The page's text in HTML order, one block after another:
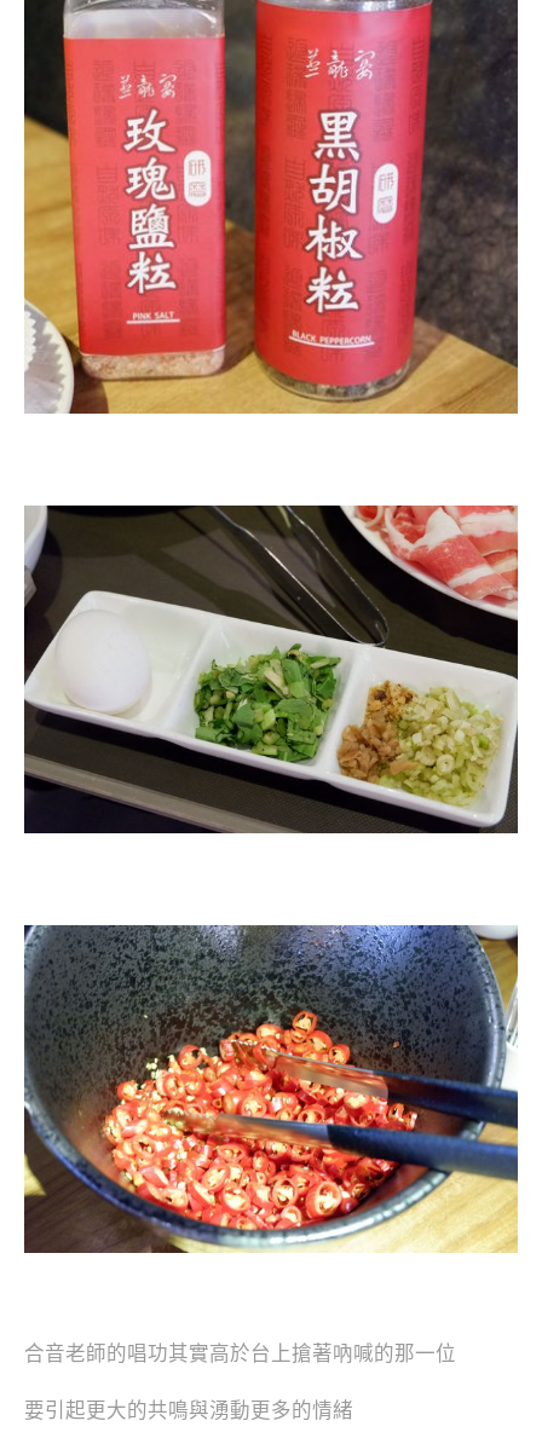
合音老師的唱功其實高於台上搶著吶喊的那一位
要引起更大的共鳴與湧動更多的情緒